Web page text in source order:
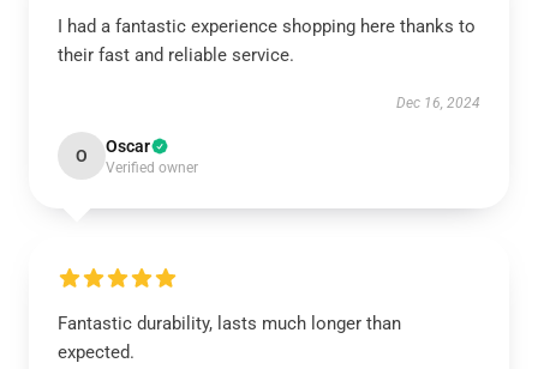
I had a fantastic experience shopping here thanks to
their fast and reliable service.
Dec 16, 2024
O Oscar
Verified owner
Fantastic durability, lasts much longer than
expected.